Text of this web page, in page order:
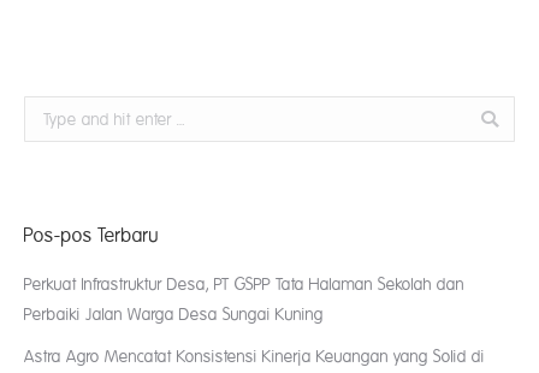
Search:
Pos-pos Terbaru
Perkuat Infrastruktur Desa, PT GSPP Tata Halaman Sekolah dan
Perbaiki Jalan Warga Desa Sungai Kuning
Astra Agro Mencatat Konsistensi Kinerja Keuangan yang Solid di